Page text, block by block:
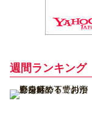
週間ランキング